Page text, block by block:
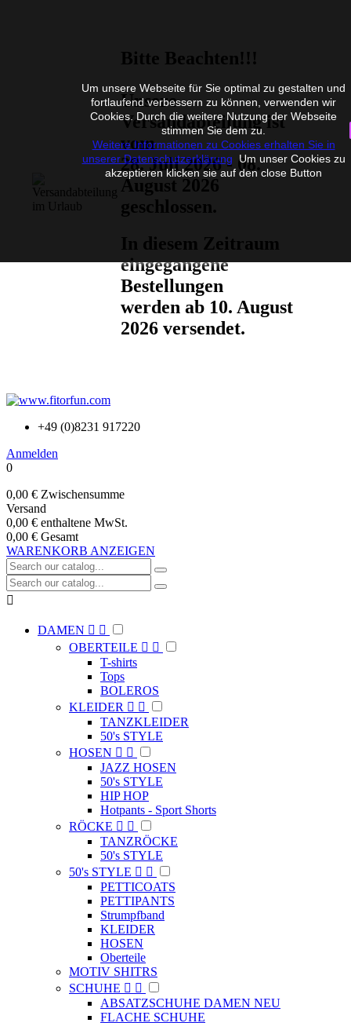
Bitte Beachten!!!
Unsere
Versandabteilung ist
vom
28. Juli 2026 - 08.
August 2026
geschlossen.
In diesem Zeitraum
eingegangene
Bestellungen
werden ab 10. August
2026 versendet.
+49 (0)8231 917220
Anmelden
0
0,00 € Zwischensumme
Versand
0,00 € enthaltene MwSt.
0,00 € Gesamt
WARENKORB ANZEIGEN

DAMEN  
OBERTEILE  
T-shirts
Tops
BOLEROS
KLEIDER  
TANZKLEIDER
50's STYLE
HOSEN  
JAZZ HOSEN
50's STYLE
HIP HOP
Hotpants - Sport Shorts
RÖCKE  
TANZRÖCKE
50's STYLE
50's STYLE  
PETTICOATS
PETTIPANTS
Strumpfband
KLEIDER
HOSEN
Oberteile
MOTIV SHITRS
SCHUHE  
ABSATZSCHUHE DAMEN NEU
FLACHE SCHUHE
Um unsere Webseite für Sie optimal zu gestalten und
fortlaufend verbessern zu können, verwenden wir
Cookies. Durch die weitere Nutzung der Webseite
stimmen Sie dem zu.
Weitere Informationen zu Cookies erhalten Sie in
unserer Datenschutzerklärung Um unser Cookies zu
akzeptieren klicken sie auf den close Button